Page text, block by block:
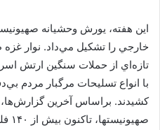
اين هفته، يورش وحشيانه
خارجي را تشكيل مي‌داد. نوار
تازه‌اي از حملات سنگين ارتش
با انواع تسليحات مرگبار مردم
كشيدند. براساس آخرين